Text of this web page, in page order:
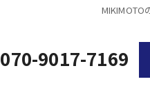
MIKIMOTO
070-9017-7169